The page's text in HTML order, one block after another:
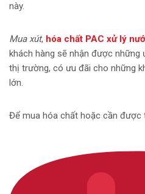
này.
Mua xút, hóa chất PAC xử lý
khách hàng sẽ nhận được
thị trường, có ưu đãi cho những
lớn.
Để mua hóa chất hoặc cần được